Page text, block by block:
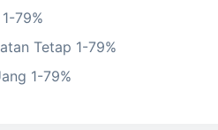
79%
Tetap 1-79%
1-79%